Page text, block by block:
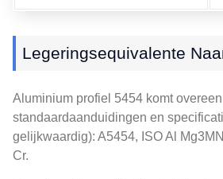
Legeringsequivalente
Aluminium profiel 5454 komt
standaardaanduidingen en
gelijkwaardig): A5454, ISO Al
Cr.